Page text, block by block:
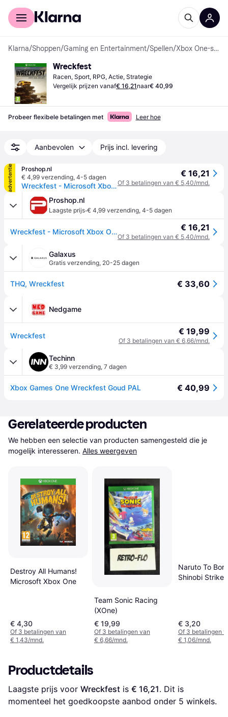
Voor shoppers
Klarna/Shoppen/Gaming en Entertainment/Spellen/ Xbox One-spellen
Wreckfest
Racen, Sport, RPG, Actie, Strategie
Vergelijk prijzen vanaf€ 16,21naar€ 40,99
Probeer flexibele betalingen met Leer hoe
Aanbevolen Prijs incl. levering
advertentie
Proshop.nl
€ 4,99 verzending, 4-5 dagen
Wreckfest - Microsoft Xbox One - Racing
€ 16,21
Of 3 betalingen van € 5,40/mnd.
Proshop.nl
Laagste prijs·€ 4,99 verzending, 4-5 dagen
Wreckfest - Microsoft Xbox One - Racing € 16,21
Of 3 betalingen van € 5,40/mnd.
Galaxus
Gratis verzending, 20-25 dagen
THQ, Wreckfest € 33,60
Nedgame
Wreckfest € 19,99
Of 3 betalingen van € 6,66/mnd.
Techinn
€ 3,99 verzending, 7 dagen
Xbox Games One Wreckfest Goud PAL € 40,99
Gerelateerde producten
We hebben een selectie van producten samengesteld die je
mogelijk interesseren. Alles weergeven
Destroy All Humans!
Microsoft Xbox One
€ 4,30
Of 3 betalingen van
€ 1,43/mnd.
Team Sonic Racing
(XOne)
€ 19,99
Of 3 betalingen van
€ 6,66/mnd.
Naruto To
Shinobi
€ 3,20
Of 3 betalingen
€ 1,06/mnd.
Productdetails
Laagste prijs voor Wreckfest is € 16,21. Dit is
momenteel het goedkoopste aanbod onder 5 winkels.